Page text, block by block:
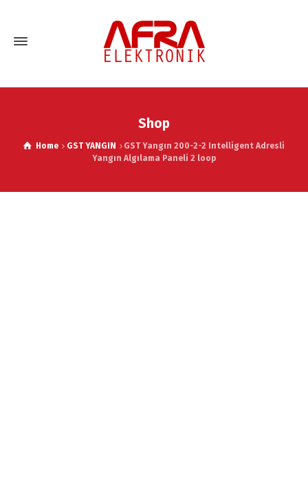
Shop
Home GST YANGIN
GST Yangın 200-2-2 Intelligent Adresli
Yangın Algılama Paneli 2 loop